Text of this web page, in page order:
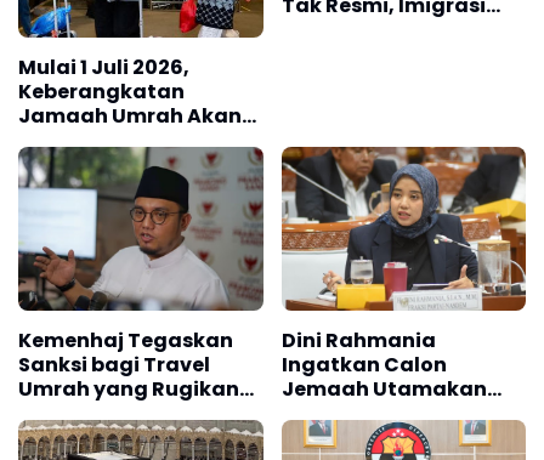
Mulai 1 Juli 2026,
Keberangkatan
Jamaah Umrah Akan
Dipusatkan di
Terminal 2F Bandara
Soetta
Kemenhaj Tegaskan
Sanksi bagi Travel
Umrah yang Rugikan
Jemaah
Dini Rahmania
Ingatkan Calon
Jemaah Utamakan
Istitha'ah Kesehatan
Jelang Haji